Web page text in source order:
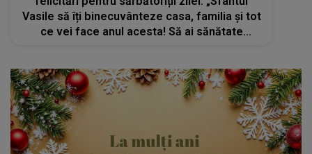
Vasile să îți binecuvânteze casa, familia și tot
ce vei face anul acesta! Să ai sănătate